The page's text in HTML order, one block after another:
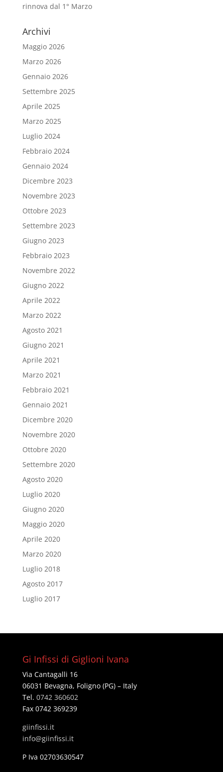
rinnova dal 1° Marzo
Archivi
Maggio 2026
Marzo 2026
Gennaio 2026
Settembre 2025
Aprile 2025
Marzo 2025
Luglio 2024
Febbraio 2024
Gennaio 2024
Dicembre 2023
Novembre 2023
Ottobre 2023
Settembre 2023
Giugno 2023
Febbraio 2023
Novembre 2022
Giugno 2022
Aprile 2022
Marzo 2022
Agosto 2021
Giugno 2021
Aprile 2021
Marzo 2021
Febbraio 2021
Gennaio 2021
Dicembre 2020
Novembre 2020
Ottobre 2020
Settembre 2020
Agosto 2020
Luglio 2020
Giugno 2020
Maggio 2020
Aprile 2020
Marzo 2020
Luglio 2018
Agosto 2017
Luglio 2017
Gi Infissi di Giglioni Ivana
Via Cantagalli 16
06031 Bevagna, Foligno (PG) – Italy
Tel. 0742 360602
Fax 0742 369239
giinfissi.it
ti.issifniig
@ofni
P Iva 02703630547